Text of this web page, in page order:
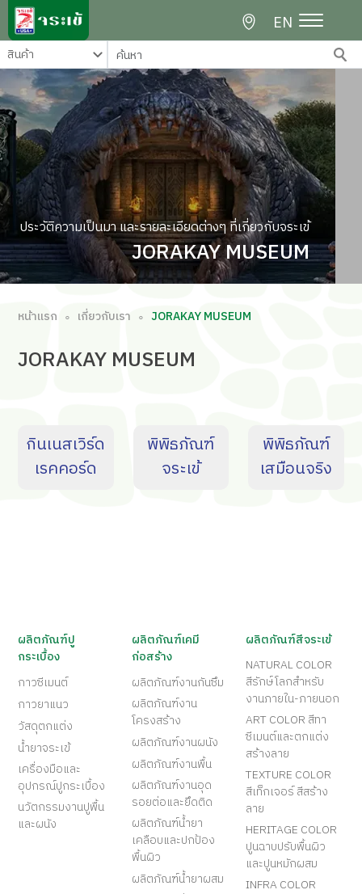
EN
ประวัติความเป็นมา และรายละเอียดต่างๆ ที่เกี่ยวกับจระเข้
JORAKAY MUSEUM
หน้าแรก ∘ เกี่ยวกับเรา ∘ JORAKAY MUSEUM
JORAKAYMUSEUM
กินเนสเวิร์ด
เรคคอร์ด
พิพิธภัณฑ์
จระเข้
พิพิธภัณฑ์
เสมือนจริง
ผลิตภัณฑ์ปู
กระเบื้อง
กาวซีเมนต์
กาวยาแนว
วัสดุตกแต่ง
น้ำยาจระเข้
เครื่องมือและ
อุปกรณ์ปูกระเบื้อง
นวัตกรรมงานปูพื้น
และผนัง
ผลิตภัณฑ์เคมี
ก่อสร้าง
ผลิตภัณฑ์งานกันซึม
ผลิตภัณฑ์งาน
โครงสร้าง
ผลิตภัณฑ์งานผนัง
ผลิตภัณฑ์งานพื้น
ผลิตภัณฑ์งานอุด
รอยต่อและยึดติด
ผลิตภัณฑ์น้ำยา
เคลือบและปกป้อง
พื้นผิว
ผลิตภัณฑ์น้ำยาผสม
ผลิตภัณฑ์สีจระเข้
NATURAL COLOR
สีรักษ์โลกสำหรับ
งานภายใน-ภายนอก
ART COLOR สีทา
ซีเมนต์และตกแต่ง
สร้างลาย
TEXTURE COLOR
สีเท็กเจอร์ สีสร้าง
ลาย
HERITAGE COLOR
ปูนฉาบปรับพื้นผิว
และปูนหมักผสม
INFRA COLOR